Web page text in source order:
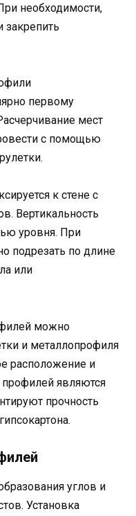
необходимости,
первому
мест
с помощью
к стене с
Вертикальность
уровня. При
подрезать по длине
или
можно
и металлопрофиля
расположение и
являются
прочность
углов и
Установка